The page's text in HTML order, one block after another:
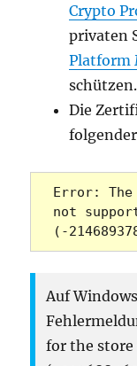
Crypto
privaten
Platform
schützen.
Die
Error:
not
(-
Auf
for the store